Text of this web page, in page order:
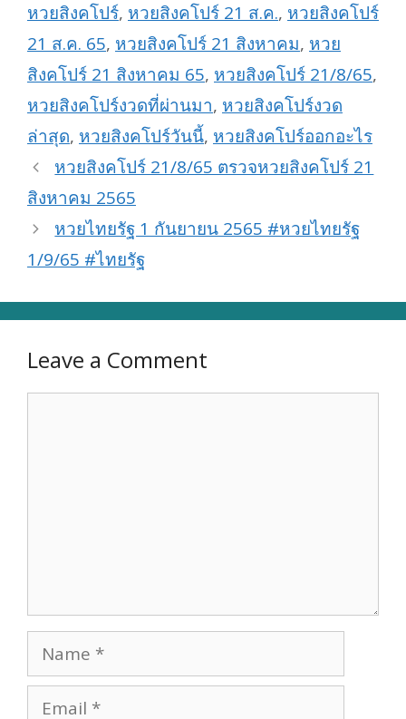
หวยสิงคโปร์, หวยสิงคโปร์ 21 ส.ค., หวยสิงคโปร์
21 ส.ค. 65, หวยสิงคโปร์ 21 สิงหาคม, หวย
สิงคโปร์ 21 สิงหาคม 65, หวยสิงคโปร์ 21/8/65,
หวยสิงคโปร์งวดที่ผ่านมา, หวยสิงคโปร์งวด
ล่าสุด, หวยสิงคโปร์วันนี้, หวยสิงคโปร์ออกอะไร
หวยสิงคโปร์ 21/8/65 ตรวจหวยสิงคโปร์ 21
สิงหาคม 2565
หวยไทยรัฐ 1 กันยายน 2565 #หวยไทยรัฐ
1/9/65 #ไทยรัฐ
Leave a Comment
Name
Email